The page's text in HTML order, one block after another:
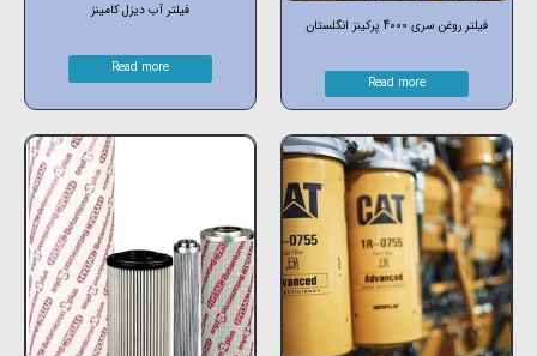
فیلتر روغن سری 4000 پرکینز انگلستان
Read more
فیلتر آب دیزل کامینز
Read more